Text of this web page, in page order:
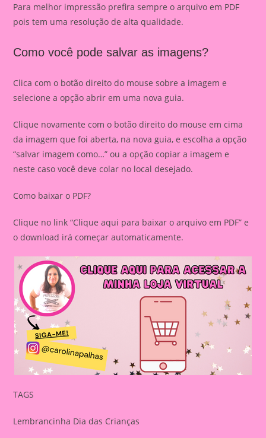
Para melhor impressão prefira sempre o arquivo em PDF
pois tem uma resolução de alta qualidade.
Como você pode salvar as imagens?
Clica com o botão direito do mouse sobre a imagem e
selecione a opção abrir em uma nova guia.
Clique novamente com o botão direito do mouse em cima
da imagem que foi aberta, na nova guia, e escolha a opção
“salvar imagem como…” ou a opção copiar a imagem e
neste caso você deve colar no local desejado.
Como baixar o PDF?
Clique no link “Clique aqui para baixar o arquivo em PDF” e
o download irá começar automaticamente.
TAGS
Lembrancinha Dia das Crianças